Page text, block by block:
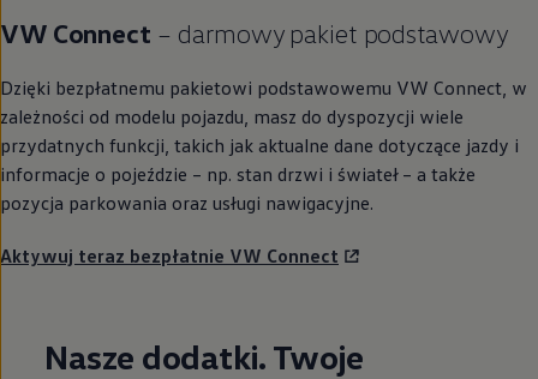
VW Connect – darmowy pakiet podstawowy
Dzięki bezpłatnemu pakietowi podstawowemu VW Connect, w
zależności od modelu pojazdu, masz do dyspozycji wiele
przydatnych funkcji, takich jak aktualne dane dotyczące jazdy i
informacje o pojeździe – np. stan drzwi i świateł – a także
pozycja parkowania oraz usługi nawigacyjne.
Aktywuj teraz bezpłatnie VW Connect
Nasze dodatki. Twoje